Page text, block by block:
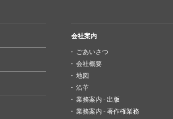
会社案内
ごあいさつ
会社概要
地図
沿革
業務案内 - 出版
業務案内 - 著作権業務